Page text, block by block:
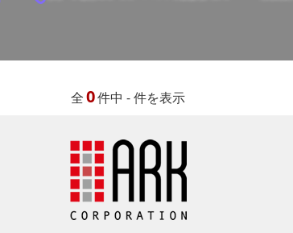
全0件中 - 件を表示